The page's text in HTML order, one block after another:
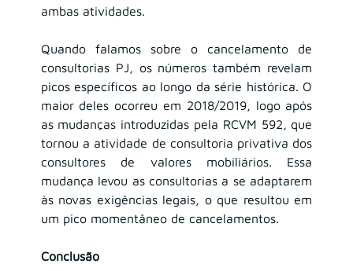
ambas atividades.
Quando falamos sobre o cancelamento de
consultorias PJ, os números também revelam
picos específicos ao longo da série histórica. O
maior deles ocorreu em 2018/2019, logo após
as mudanças introduzidas pela RCVM 592, que
tornou a atividade de consultoria privativa dos
consultores de valores mobiliários. Essa
mudança levou as consultorias a se adaptarem
às novas exigências legais, o que resultou em
um pico momentâneo de cancelamentos.
Conclusão